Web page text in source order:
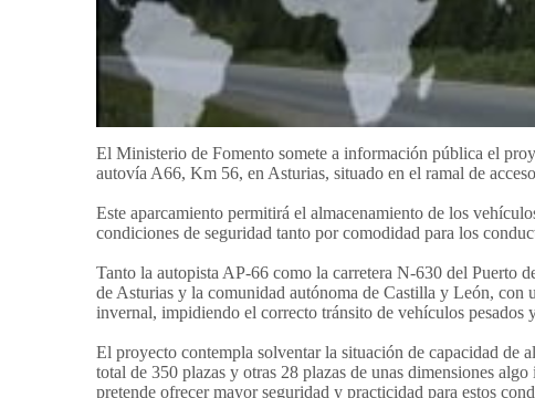
El Ministerio de Fomento somete a información pública el
autovía A66, Km 56, en Asturias, situado en el ramal de
Este aparcamiento permitirá el almacenamiento de los
condiciones de seguridad tanto por comodidad para los
Tanto la autopista AP-66 como la carretera N-630 del Puerto
de Asturias y la comunidad autónoma de Castilla y León, con
invernal, impidiendo el correcto tránsito de vehículos pesados
El proyecto contempla solventar la situación de capacidad de
total de 350 plazas y otras 28 plazas de unas dimensiones
pretende ofrecer mayor seguridad y practicidad para estos